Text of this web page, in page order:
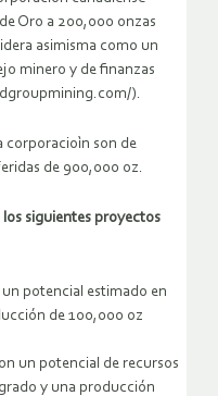
Oro a 200,000 onzas
asimisma como un
minero y de finanzas
).
corporacioìn son de
de 900,000 oz.
siguientes proyectos
potencial estimado en
de 100,000 oz
un potencial de recursos
y una producción